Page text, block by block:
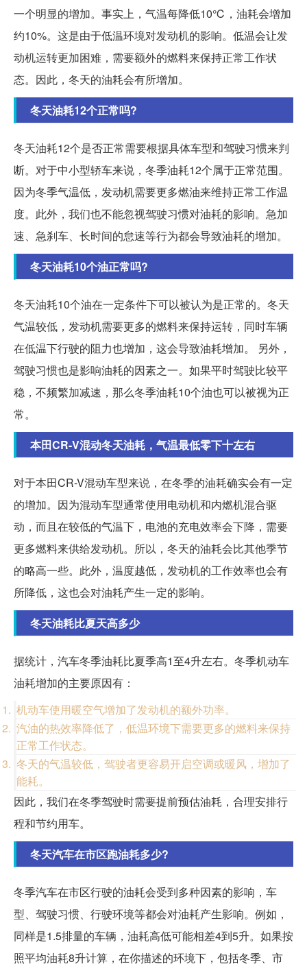
一个明显的增加。事实上，气温每降低10℃，油耗会增加
约10%。这是由于低温环境对发动机的影响。低温会让发
动机运转更加困难，需要额外的燃料来保持正常工作状
态。因此，冬天的油耗会有所增加。
冬天油耗12个正常吗?
冬天油耗12个是否正常需要根据具体车型和驾驶习惯来判
断。对于中小型轿车来说，冬季油耗12个属于正常范围。
因为冬季气温低，发动机需要更多燃油来维持正常工作温
度。此外，我们也不能忽视驾驶习惯对油耗的影响。急加
速、急刹车、长时间的怠速等行为都会导致油耗的增加。
冬天油耗10个油正常吗?
冬天油耗10个油在一定条件下可以被认为是正常的。冬天
气温较低，发动机需要更多的燃料来保持运转，同时车辆
在低温下行驶的阻力也增加，这会导致油耗增加。 另外，
驾驶习惯也是影响油耗的因素之一。如果平时驾驶比较平
稳，不频繁加减速，那么冬季油耗10个油也可以被视为正
常。
本田CR-V混动冬天油耗，气温最低零下十左右
对于本田CR-V混动车型来说，在冬季的油耗确实会有一定
的增加。因为混动车型通常使用电动机和内燃机混合驱
动，而且在较低的气温下，电池的充电效率会下降，需要
更多燃料来供给发动机。所以，冬天的油耗会比其他季节
的略高一些。此外，温度越低，发动机的工作效率也会有
所降低，这也会对油耗产生一定的影响。
冬天油耗比夏天高多少
据统计，汽车冬季油耗比夏季高1至4升左右。冬季机动车
油耗增加的主要原因有：
机动车使用暖空气增加了发动机的额外功率。
汽油的热效率降低了，低温环境下需要更多的燃料来保持
正常工作状态。
冬天的气温较低，驾驶者更容易开启空调或暖风，增加了
能耗。
因此，我们在冬季驾驶时需要提前预估油耗，合理安排行
程和节约用车。
冬天汽车在市区跑油耗多少?
冬季汽车在市区行驶的油耗会受到多种因素的影响，车
型、驾驶习惯、行驶环境等都会对油耗产生影响。例如，
同样是1.5排量的车辆，油耗高低可能相差4到5升。如果按
照平均油耗8升计算，在你描述的环境下，包括冬季、市